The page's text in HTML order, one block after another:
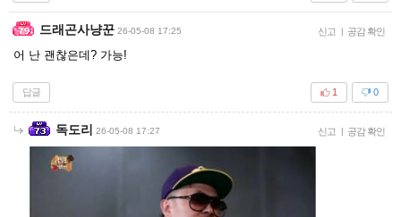
드래곤사냥꾼 26-05-08 17:25 신고 | 공감 확인
어 난 괜찮은데? 가능!
답글 0
1
독도리 26-05-08 17:27 신고 | 공감 확인